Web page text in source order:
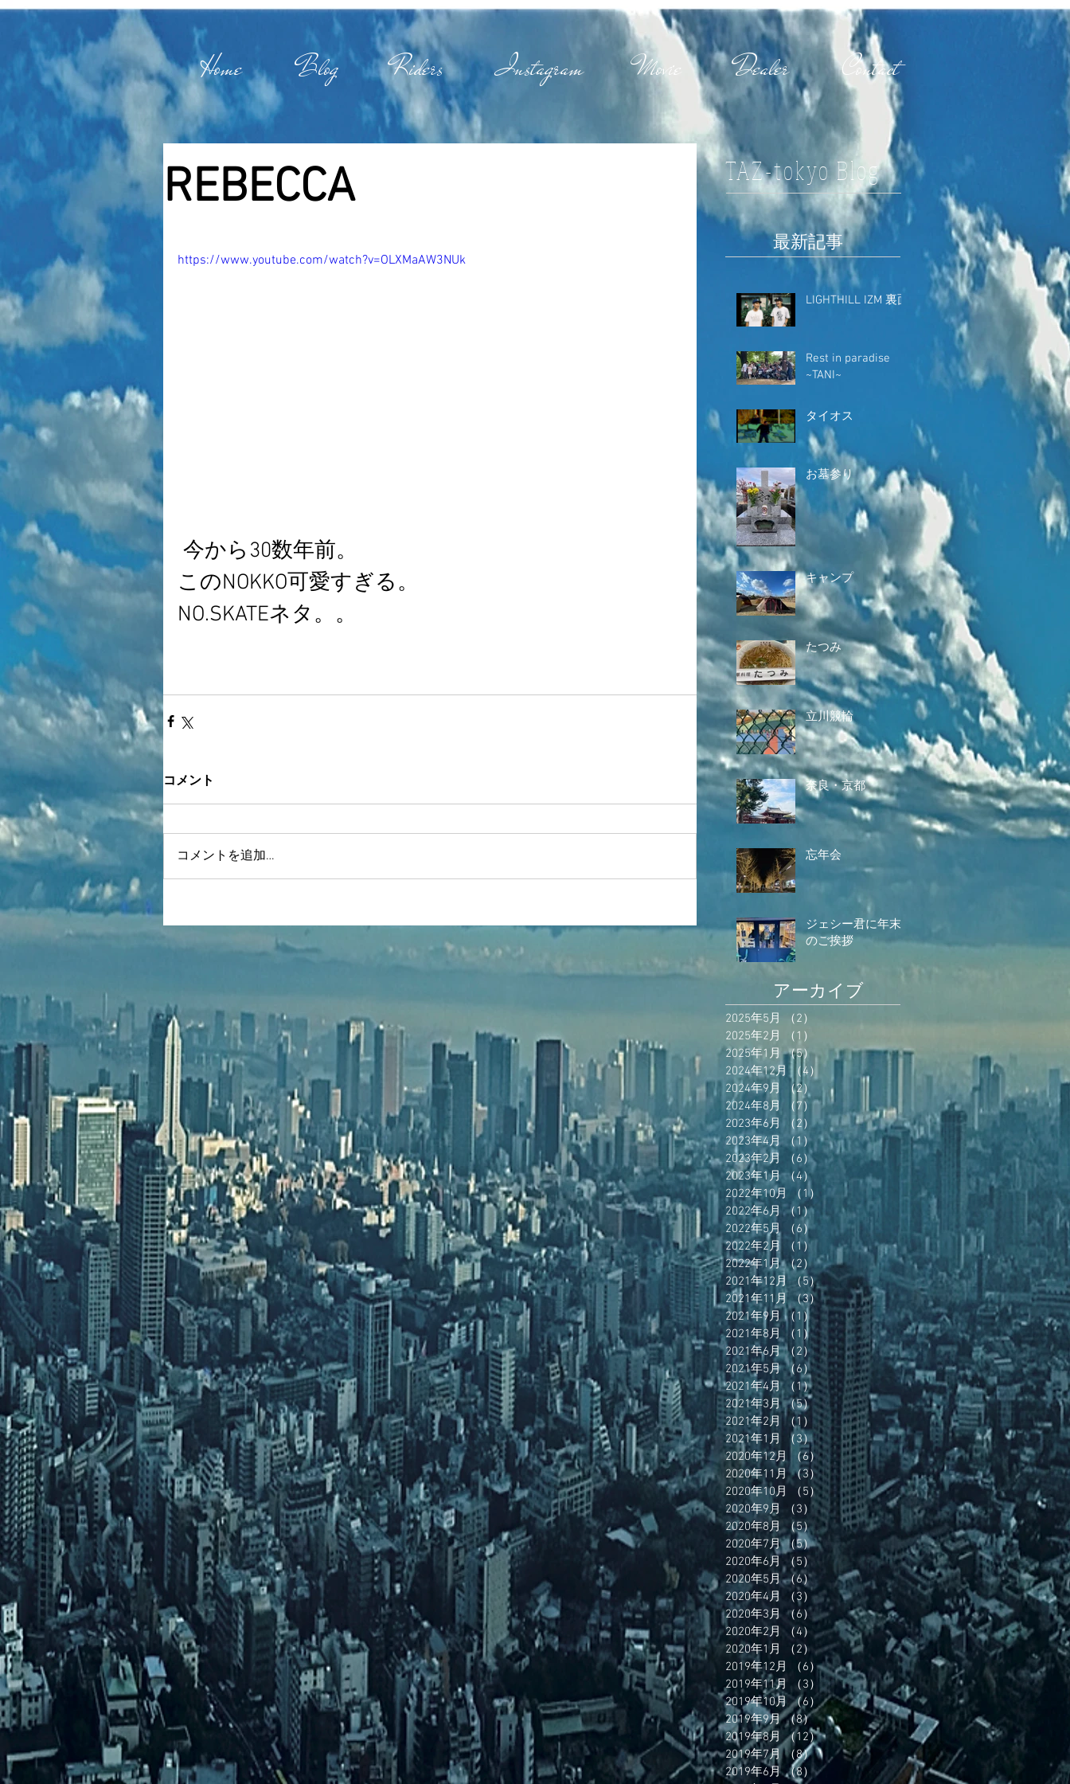
Home Blog Riders Instagram Movie Dealer Contact
REBECCA
https://www.youtube.com/watch?v=OLXMaAW3NUk
今から30数年前。
このNOKKO可愛すぎる。
NO.SKATEネタ。。
コメント
コメントを追加…
TAZ-tokyo Blog
最新記事
LIGHTHILL IZM 裏面
Rest in paradise
~TANI~
タイオス
お墓参り
キャンプ
たつみ
立川競輪
奈良・京都
忘年会
ジェシー君に年末
のご挨拶
アーカイブ
2025年5月 （2）
2025年2月
（1）
2025年1月 （5）5件の記事
2024年12月
（4）
4件の記事
2024年9月
（2）
2件の記事
2024年8月
（7） 7件の記事
2023年6月
（2）2件の記事
2023年4月
（1） 1件の記事
2023年2月
（6）6件の記事
2023年1月 （4） 4件の記事
2022年10月
（1）
1件の記事
2022年6月 （1） 1件の記事
2022年5月
（6）6件の記事
2022年2月
（1）
1件の記事
2022年1月 （2）2件の記事
2021年12月 （5）
5件の記事
2021年11月 （3） 3件の記事
2021年9月 （1）1件の記事
2021年8月 （1）1件の記事
2021年6月 （2）2件の記事
2021年5月 （6）6件の記事
2021年4月
（1） 1件の記事
2021年3月 （5） 5件の記事
2021年2月 （1）
1件の記事
2021年1月
（3）3件の記事
2020年12月
（6）6件の記事
2020年11月 （3）3件の記事
2020年10月
（5）5件の記事
2020年9月
（3） 3件の記事
2020年8月 （5） 5件の記事
2020年7月 （5）5件の記事
2020年6月 （5）
2020年5月 （6） 6件の記事
2020年4月
（3）3件の記事
2020年3月 （6）6件の記事
2020年2月 （4） 4件の記事
2020年1月
（2） 2件の記事
2019年12月
（6）6件の記事
2019年11月
（3）
3件の記事
2019年10月 （6）6件の記事
2019年9月 （8）8件の記事
2019年8月 （12）12件の記事
2019年7月 （8）8件の記事
2019年6月 （8）8件の記事